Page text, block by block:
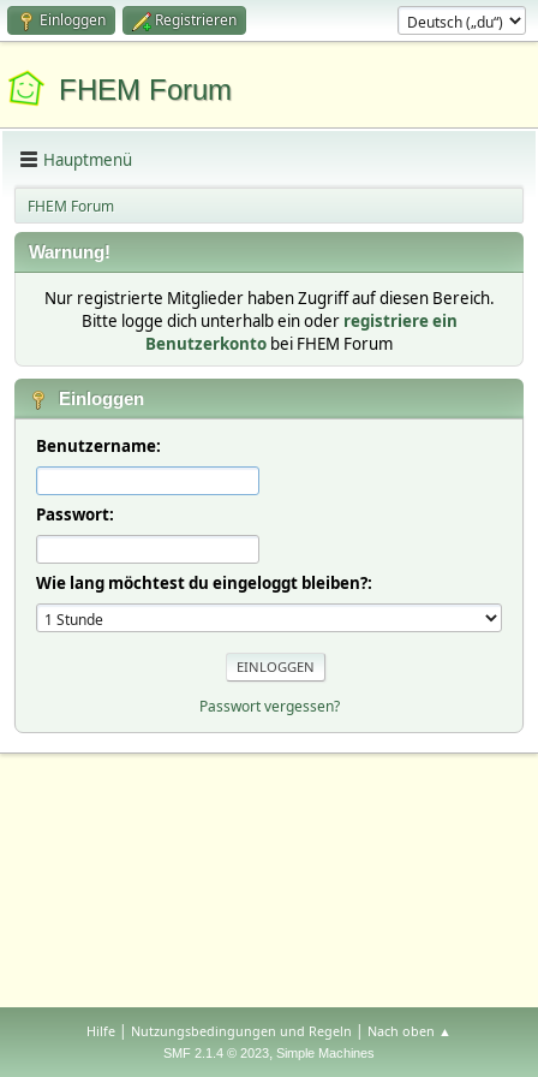
Einloggen Registrieren
FHEM Forum
Hauptmenü
FHEM Forum
Warnung!
Nur registrierte Mitglieder haben Zugriff auf diesen Bereich.
Bitte logge dich unterhalb ein oder registriere ein
Benutzerkonto bei FHEM Forum
Einloggen
Benutzername:
Passwort:
Wie lang möchtest du eingeloggt bleiben?:
Passwort vergessen?
Hilfe | Nutzungsbedingungen und Regeln | Nach oben ▲
SMF 2.1.4 © 2023, Simple Machines